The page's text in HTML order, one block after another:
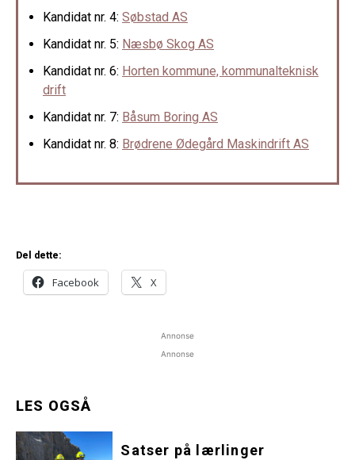
Kandidat nr. 4: Søbstad AS
Kandidat nr. 5: Næsbø Skog AS
Kandidat nr. 6: Horten kommune, kommunalteknisk
drift
Kandidat nr. 7: Båsum Boring AS
Kandidat nr. 8: Brødrene Ødegård Maskindrift AS
Del dette:
Facebook X
Annonse
Annonse
LES OGSÅ
Satser på lærlinger